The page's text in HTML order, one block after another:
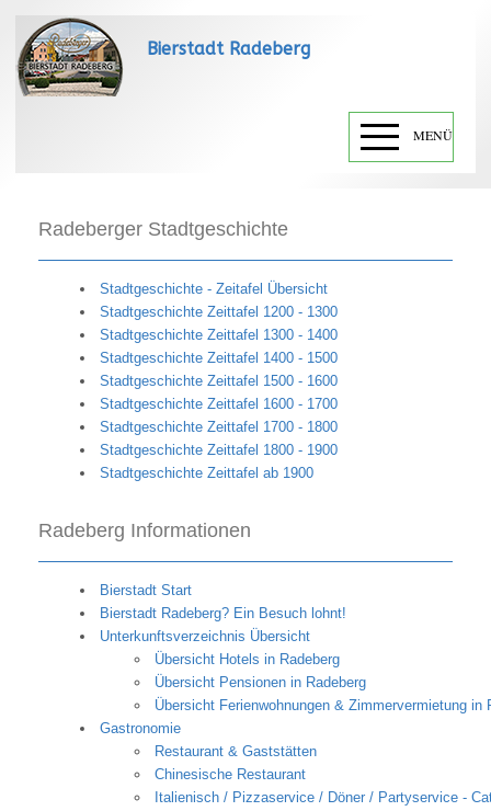
Bierstadt Radeberg
MENÜ
Radeberger Stadtgeschichte
Stadtgeschichte - Zeitafel Übersicht
Stadtgeschichte Zeittafel 1200 - 1300
Stadtgeschichte Zeittafel 1300 - 1400
Stadtgeschichte Zeittafel 1400 - 1500
Stadtgeschichte Zeittafel 1500 - 1600
Stadtgeschichte Zeittafel 1600 - 1700
Stadtgeschichte Zeittafel 1700 - 1800
Stadtgeschichte Zeittafel 1800 - 1900
Stadtgeschichte Zeittafel ab 1900
Radeberg Informationen
Bierstadt Start
Bierstadt Radeberg? Ein Besuch lohnt!
Unterkunftsverzeichnis Übersicht
Übersicht Hotels in Radeberg
Übersicht Pensionen in Radeberg
Übersicht Ferienwohnungen & Zimmervermietung in
Gastronomie
Restaurant & Gaststätten
Chinesische Restaurant
Italienisch / Pizzaservice / Döner / Partyservice -